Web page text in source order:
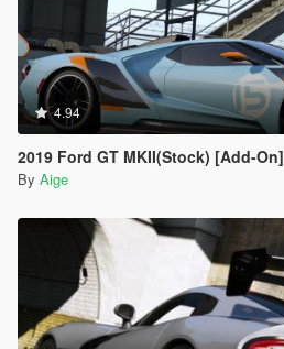
4.94
2019 Ford GT MKII(Stock) [Add-On]
By Aige